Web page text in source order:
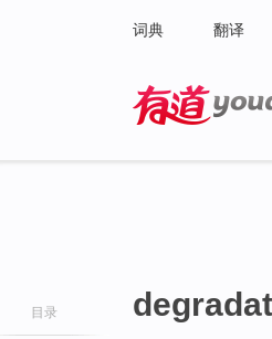
词典 翻译
目录